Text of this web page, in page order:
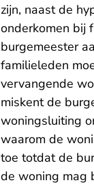
zijn, naast de
onderkomen bij
burgemeester
familieleden
vervangende
miskent de
woningsluiting
waarom de
toe totdat de
de woning mag